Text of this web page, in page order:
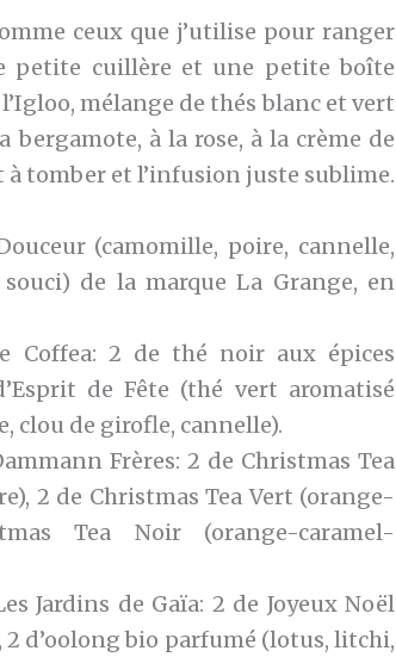
ceux que j’utilise pour ranger
petite cuillère et une petite boîte
mélange de thés blanc et vert
bergamote, à la rose, à la crème de
à tomber et l’infusion juste sublime.
(camomille, poire, cannelle,
de la marque La Grange, en
Coffea: 2 de thé noir aux épices
de Fête (thé vert aromatisé
clou de girofle, cannelle).
Frères: 2 de Christmas Tea
2 de Christmas Tea Vert (orange-
Tea Noir (orange-caramel-
Jardins de Gaïa: 2 de Joyeux Noël
d’oolong bio parfumé (lotus, litchi,